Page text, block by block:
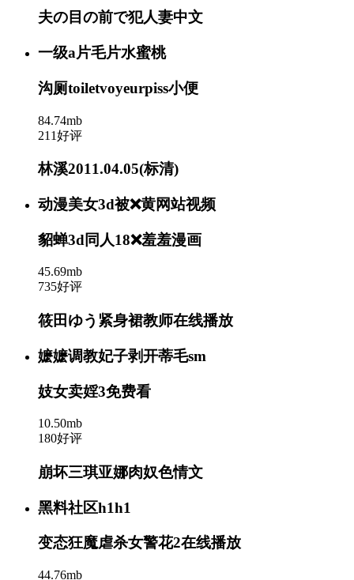
夫の目の前で犯人妻中文
一级a片毛片水蜜桃
沟厕toiletvoyeurpiss小便
84.74mb
211好评
林溪2011.04.05(标清)
动漫美女3d被❌黄网站视频
貂蝉3d同人18❌羞羞漫画
45.69mb
735好评
筱田ゆう紧身裙教师在线播放
嬷嬷调教妃子剥开蒂毛sm
妓女卖婬3免费看
10.50mb
180好评
崩坏三琪亚娜肉奴色情文
黑料社区h1h1
变态狂魔虐杀女警花2在线播放
44.76mb